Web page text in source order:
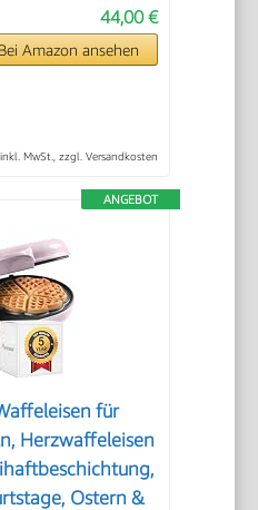
44,00 €
Amazon ansehen
MwSt., zzgl. Versandkosten
ANGEBOT
für
Herzwaffeleisen
Ostern &